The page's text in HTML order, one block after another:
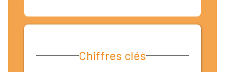
Chiffres clés